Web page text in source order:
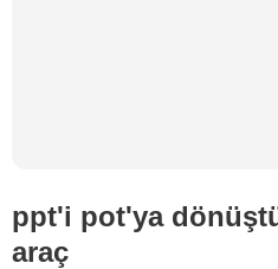
ppt'i pot'ya
araç